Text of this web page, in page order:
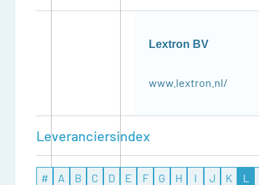
Lextron BV
www.lextron.nl/
Leveranciersindex
# A B C D E F G H I J K L